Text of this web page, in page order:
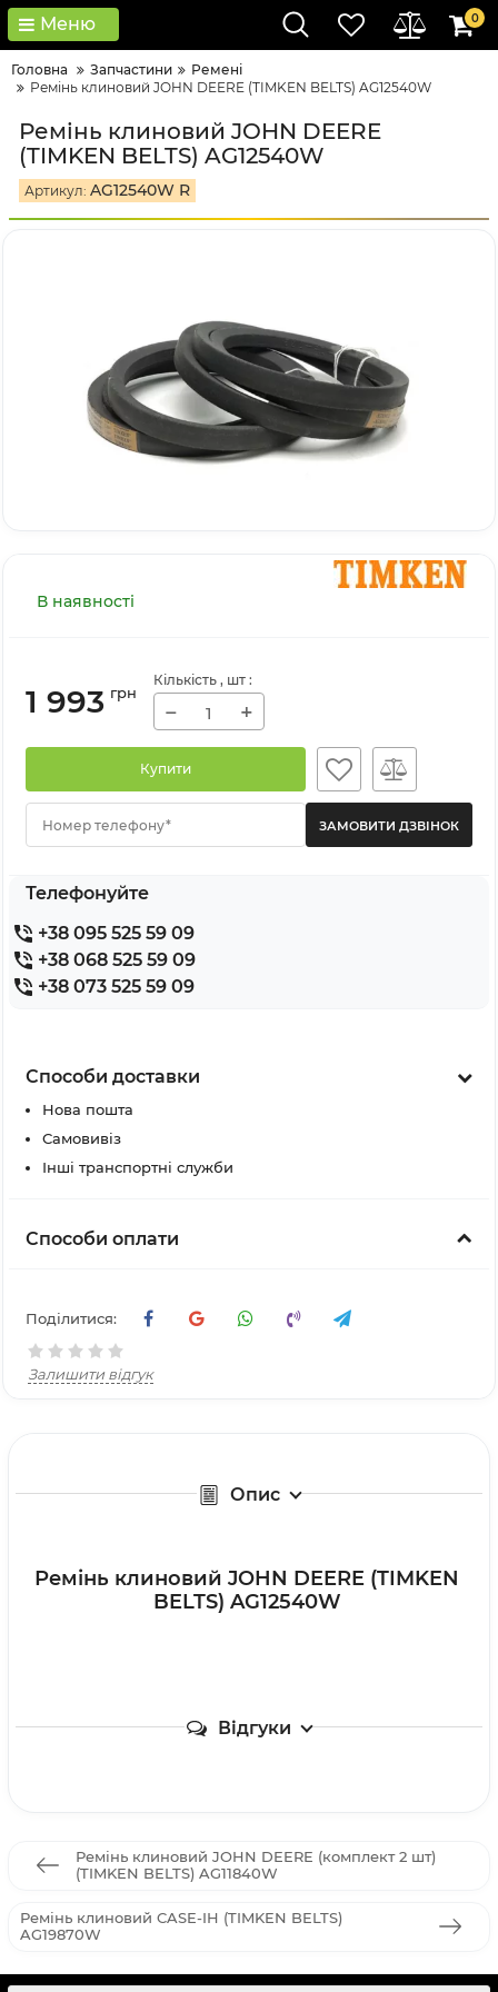
Меню 0
Головна Запчастини
Ремені
Ремінь клиновий JOHN DEERE (TIMKEN BELTS) AG12540W
Ремінь клиновий JOHN DEERE
(TIMKEN BELTS) AG12540W
Артикул: AG12540W R
В наявності
1 993 грн
Кількість , шт :
− +
Купити
Номер телефону*
Телефонуйте
+38 095 525 59 09
+38 068 525 59 09
+38 073 525 59 09
Способи доставки
Нова пошта
Самовивіз
Інші транспортні служби
Способи оплати
Поділитися:
Залишити відгук
Опис
Ремінь клиновий JOHN DEERE (TIMKEN
BELTS) AG12540W
Відгуки
Ремінь клиновий JOHN DEERE (комплект 2 шт)
(TIMKEN BELTS) AG11840W
Ремінь клиновий CASE-IH (TIMKEN BELTS)
AG19870W